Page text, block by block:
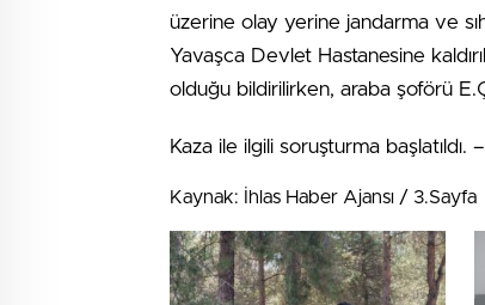
üzerine olay yerine jandarma ve
Yavaşca Devlet Hastanesine
olduğu bildirilirken, araba şoförü
Kaza ile ilgili soruşturma başlatıldı.
Kaynak: İhlas Haber Ajansı / 3.Sayfa